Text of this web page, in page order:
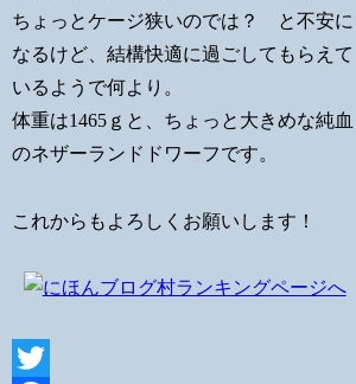
ちょっとケージ狭いのでは？ と不安に
なるけど、結構快適に過ごしてもらえて
いるようで何より。
体重は1465ｇと、ちょっと大きめな純血
のネザーランドドワーフです。
これからもよろしくお願いします！